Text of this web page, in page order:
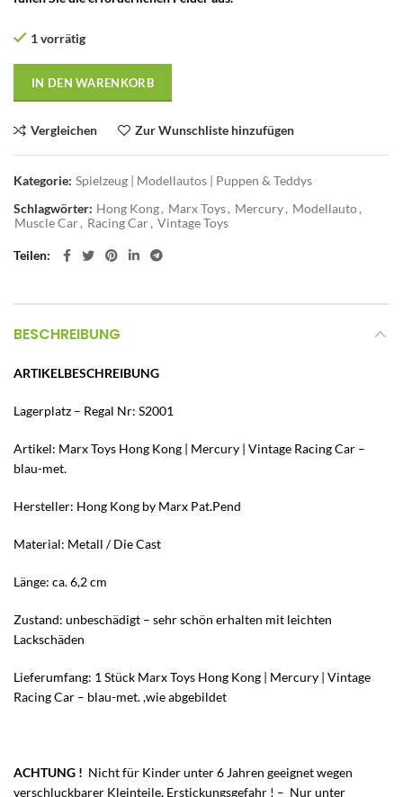
1 vorrätig
IN DEN WARENKORB
Vergleichen Zur Wunschliste hinzufügen
Kategorie: Spielzeug | Modellautos | Puppen & Teddys
Schlagwörter: Hong Kong, Marx Toys, Mercury, Modellauto,
Muscle Car, Racing Car, Vintage Toys
Teilen
BESCHREIBUNG
ARTIKELBESCHREIBUNG
Lagerplatz – Regal Nr: S2001
Artikel: Marx Toys Hong Kong | Mercury | Vintage Racing Car –
blau-met.
Hersteller: Hong Kong by Marx Pat.Pend
Material: Metall / Die Cast
Länge: ca. 6,2 cm
Zustand: unbeschädigt – sehr schön erhalten mit leichten
Lackschäden
Lieferumfang: 1 Stück Marx Toys Hong Kong | Mercury | Vintage
Racing Car – blau-met. ,wie abgebildet
ACHTUNG ! Nicht für Kinder unter 6 Jahren geeignet wegen
verschluckbarer Kleinteile, Erstickungsgefahr ! – Nur unter